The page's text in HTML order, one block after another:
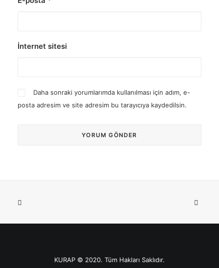
İnternet sitesi
Daha sonraki yorumlarımda kullanılması için adım, e-
posta adresim ve site adresim bu tarayıcıya kaydedilsin.
KURAP © 2020. Tüm Hakları Saklıdır.